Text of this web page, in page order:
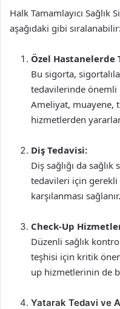
Halk Tamamlayıcı Sağlık
aşağıdaki gibi sıralanabilir:
Özel Hastanelerde
Bu sigorta,
tedavilerinde önemli
Ameliyat, muayene,
hizmetlerden
Diş Tedavisi:
Diş sağlığı da
tedavileri için gerekli
karşılanması sağlanır.
Check-Up
Düzenli sağlık
teşhisi için kritik
up hizmetlerinin de
Yatarak Tedavi ve